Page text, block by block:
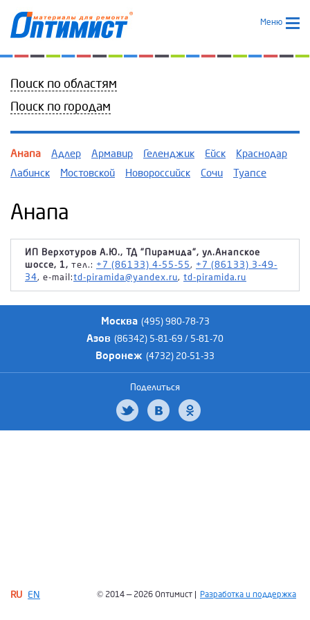
Меню
Поиск по областям
Поиск по городам
Анапа Адлер Армавир Геленджик Ейск
Краснодар
Лабинск
Мостовской Новороссийск Сочи Туапсе
Анапа
ИП Верхотуров А.Ю., ТД "Пирамида", ул.Анапское
шоссе, 1, тел.: +7 (86133) 4-55-55, +7 (86133) 3-49-
34, e-mail:td-piramida@yandex.ru, td-piramida.ru
Москва (495) 980-78-73
Азов (86342) 5-81-69 / 5-81-70
Воронеж (4732) 20-51-33
Поделиться
RU EN © 2014 — 2026 Оптимист | Разработка и поддержка